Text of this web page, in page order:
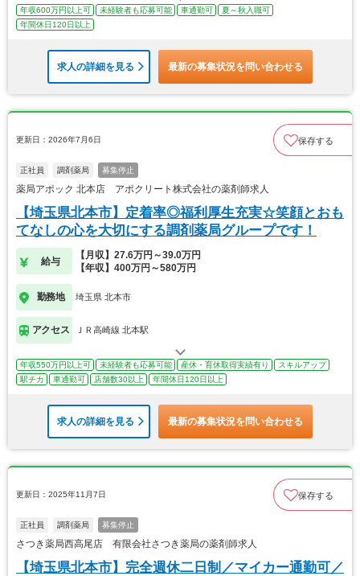
年収600万円以上可 未経験者も応募可能 車通勤可
夏～秋入職可
年間休日120日以上
求人の詳細を見る 最新の募集状況を問い合わせる
更新日：2026年7月6日 保存する
正社員 調剤薬局 募集停止
薬局アポック 北本店 アポクリート株式会社の薬剤師求人
【埼玉県北本市】定着率◎福利厚生充実☆笑顔とおも
てなしの心を大切にする調剤薬局グループです！
給与
【月収】27.6万円～39.0万円
【年収】400万円～580万円
勤務地 埼玉県 北本市
アクセス ＪＲ高崎線 北本駅
年収550万円以上可 未経験者も応募可能 産休・育休取得実績有り
スキルアップ
駅チカ
車通勤可 店舗数30以上 年間休日120日以上
求人の詳細を見る 最新の募集状況を問い合わせる
更新日：2025年11月7日 保存する
正社員 調剤薬局 募集停止
さつき薬局西高尾店 有限会社さつき薬局の薬剤師求人
【埼玉県北本市】完全週休二日制／マイカー通勤可／